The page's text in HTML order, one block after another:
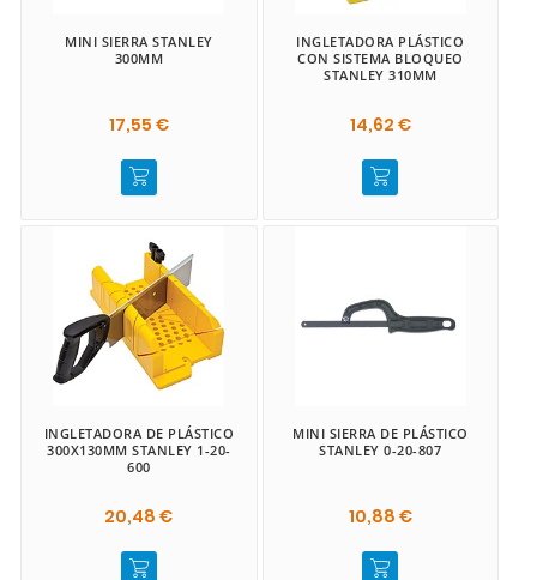
MINI SIERRA STANLEY
300MM
17,55 €
INGLETADORA PLÁSTICO
CON SISTEMA BLOQUEO
STANLEY 310MM
14,62 €
INGLETADORA DE PLÁSTICO
300X130MM STANLEY 1-20-
600
20,48 €
MINI SIERRA DE PLÁSTICO
STANLEY 0-20-807
10,88 €